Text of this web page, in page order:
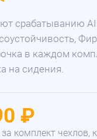
срабатыванию
в каждом
на сидения.
₽
комплект чехлов,